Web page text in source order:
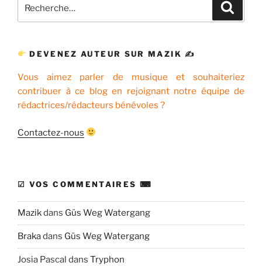
pour
DEVENEZ AUTEUR SUR MAZIK ✍
Vous aimez parler de musique et souhaiteriez
contribuer à ce blog en rejoignant notre équipe de
rédactrices/rédacteurs bénévoles ?
Contactez-nous
☑ VOS COMMENTAIRES ⌨
Mazikdans Güs Weg Watergang
Brakadans Güs Weg Watergang
Josia Pascal dans Tryphon